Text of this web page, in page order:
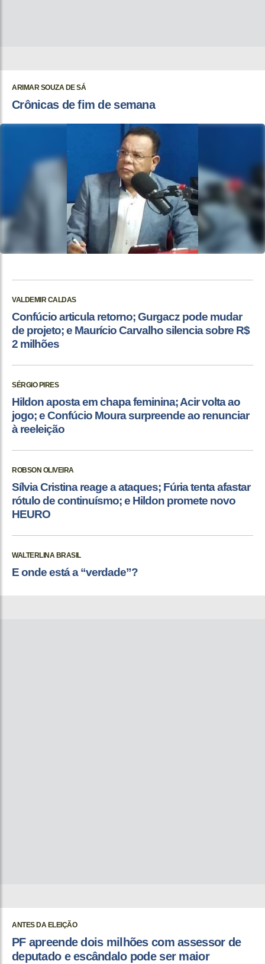
ARIMAR SOUZA DE SÁ
Crônicas de fim de semana
VALDEMIR CALDAS
Confúcio articula retorno; Gurgacz pode mudar
de projeto; e Maurício Carvalho silencia sobre R$
2 milhões
SÉRGIO PIRES
Hildon aposta em chapa feminina; Acir volta ao
jogo; e Confúcio Moura surpreende ao renunciar
à reeleição
ROBSON OLIVEIRA
Sílvia Cristina reage a ataques; Fúria tenta afastar
rótulo de continuísmo; e Hildon promete novo
HEURO
WALTERLINA BRASIL
E onde está a “verdade”?
ANTES DA ELEIÇÃO
PF apreende dois milhões com assessor de
deputado e escândalo pode ser maior